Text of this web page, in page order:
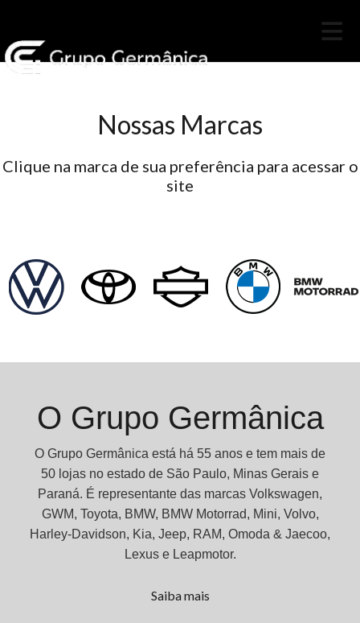
Nossas Marcas
Clique na marca de sua preferência para acessar o
site
O Grupo Germânica
O Grupo Germânica está há 55 anos e tem mais de
50 lojas no estado de São Paulo, Minas Gerais e
Paraná. É representante das marcas Volkswagen,
GWM, Toyota, BMW, BMW Motorrad, Mini, Volvo,
Harley-Davidson, Kia, Jeep, RAM, Omoda & Jaecoo,
Lexus e Leapmotor.
Saiba mais